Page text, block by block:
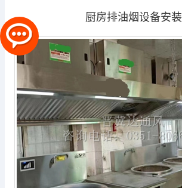
厨房排油烟设备安装